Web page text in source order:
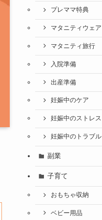
プレママ特典
マタニティウェア
マタニティ旅行
入院準備
出産準備
妊娠中のケア
妊娠中のストレス
妊娠中のトラブル
副業
子育て
おもちゃ収納
ベビー用品